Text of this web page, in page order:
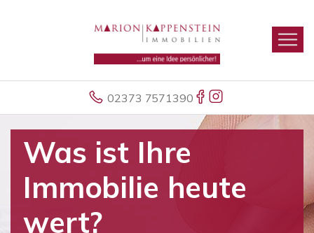
02373 7571390
Was ist Ihre
Immobilie heute
wert?